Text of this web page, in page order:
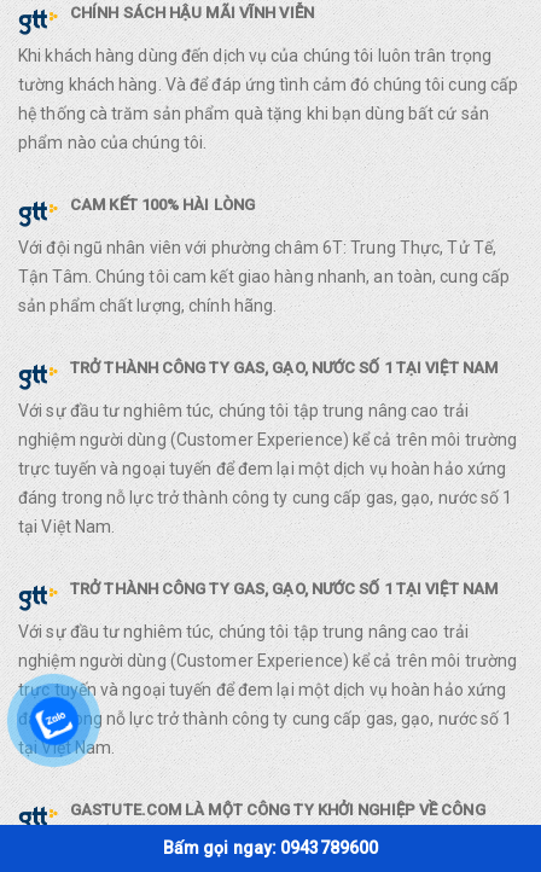
CHÍNH SÁCH HẬU MÃI VĨNH VIỄN
Khi khách hàng dùng đến dịch vụ của chúng tôi luôn trân trọng
tường khách hàng. Và để đáp ứng tình cảm đó chúng tôi cung cấp
hệ thống cà trăm sản phẩm quà tặng khi bạn dùng bất cứ sản
phẩm nào của chúng tôi.
CAM KẾT 100% HÀI LÒNG
Với đội ngũ nhân viên với phường châm 6T: Trung Thực, Tử Tế,
Tận Tâm. Chúng tôi cam kết giao hàng nhanh, an toàn, cung cấp
sản phẩm chất lượng, chính hãng.
TRỞ THÀNH CÔNG TY GAS, GẠO, NƯỚC SỐ 1 TẠI VIỆT NAM
Với sự đầu tư nghiêm túc, chúng tôi tập trung nâng cao trải
nghiệm người dùng (Customer Experience) kể cả trên môi trường
trực tuyến và ngoại tuyến để đem lại một dịch vụ hoàn hảo xứng
đáng trong nỗ lực trở thành công ty cung cấp gas, gạo, nước số 1
tại Việt Nam.
TRỞ THÀNH CÔNG TY GAS, GẠO, NƯỚC SỐ 1 TẠI VIỆT NAM
Với sự đầu tư nghiêm túc, chúng tôi tập trung nâng cao trải
nghiệm người dùng (Customer Experience) kể cả trên môi trường
trực tuyến và ngoại tuyến để đem lại một dịch vụ hoàn hảo xứng
đáng trong nỗ lực trở thành công ty cung cấp gas, gạo, nước số 1
tại Việt Nam.
GASTUTE.COM LÀ MỘT CÔNG TY KHỞI NGHIỆP VỀ CÔNG
Bấm gọi ngay: 0943789600